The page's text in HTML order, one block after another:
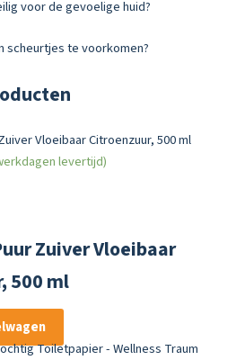
voor de gevoelige huid?
scheurtjes te voorkomen?
levertijd)
Zuiver Vloeibaar
500 ml